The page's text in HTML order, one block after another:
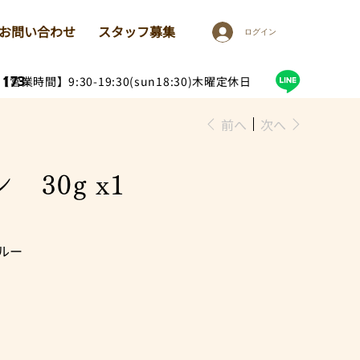
営業時間】9:30-19:30(sun18:30)木曜定休日
問い合わせ スタッフ募集 ログイン
前へ 次へ
30g x1
ー